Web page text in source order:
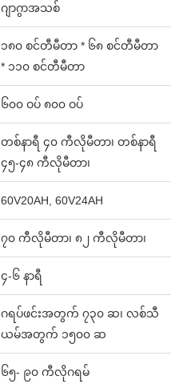
ဂျာဂွာအသစ်
၁၈၀ စင်တီမီတာ * ၆၈ စင်တီမီတာ
* ၁၁၀ စင်တီမီတာ
၆၀၀ ဝပ် ၈၀၀ ဝပ်
တစ်နာရီ ၄၀ ကီလိုမီတာ၊ တစ်နာရီ
၄၅-၄၈ ကီလိုမီတာ၊
60V20AH, 60V24AH
၇၀ ကီလိုမီတာ၊ ၈၂ ကီလိုမီတာ၊
၄-၆ နာရီ
ဂရပ်ဖင်းအတွက် ၇၃၀ ဆ၊ လစ်သီ
ယမ်အတွက် ၁၅၀၀ ဆ
၆၅- ၉၀ ကီလိုဂရမ်